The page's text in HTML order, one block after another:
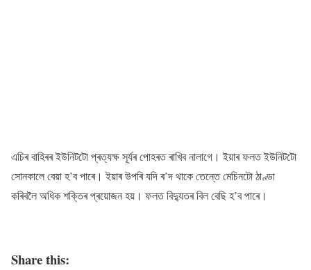
এচিৰ বাহিৰৰ ইউনিটটো প্ৰত্যক্ষ সূৰ্যৰ পোহৰত ৰাখিব নালাগে। ইয়াৰ ফলত ইউনিটটো
সোনকালে বেয়া হ’ব পাৰে। ইয়াৰ উপৰি যদি ৰ’দ থাকে তেন্তে মেচিনটো ঠাণ্ডা
কৰিবলৈ অধিক শক্তিৰ প্ৰয়োজন হয়। ফলত বিদ্যুতৰ বিল বেছি হ’ব পাৰে।
Share this: